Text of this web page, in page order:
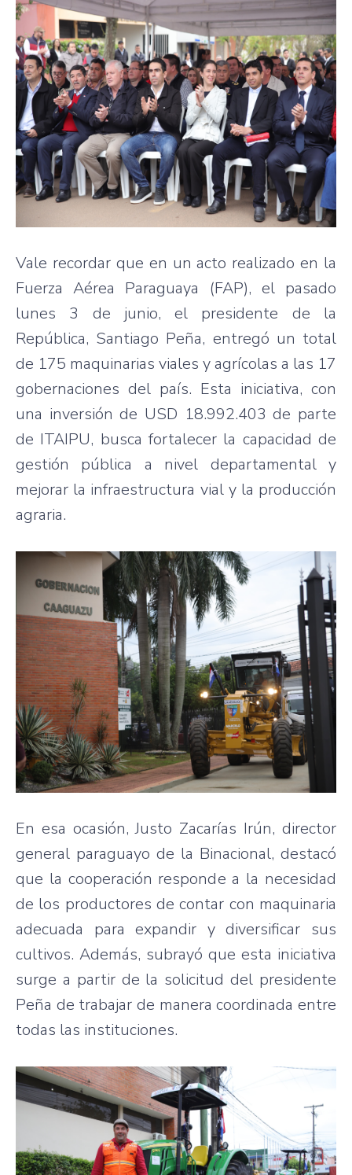
Vale recordar que en un acto realizado en la
Fuerza Aérea Paraguaya (FAP), el pasado
lunes 3 de junio, el presidente de la
República, Santiago Peña, entregó un total
de 175 maquinarias viales y agrícolas a las 17
gobernaciones del país. Esta iniciativa, con
una inversión de USD 18.992.403 de parte
de ITAIPU, busca fortalecer la capacidad de
gestión pública a nivel departamental y
mejorar la infraestructura vial y la producción
agraria.
En esa ocasión, Justo Zacarías Irún, director
general paraguayo de la Binacional, destacó
que la cooperación responde a la necesidad
de los productores de contar con maquinaria
adecuada para expandir y diversificar sus
cultivos. Además, subrayó que esta iniciativa
surge a partir de la solicitud del presidente
Peña de trabajar de manera coordinada entre
todas las instituciones.